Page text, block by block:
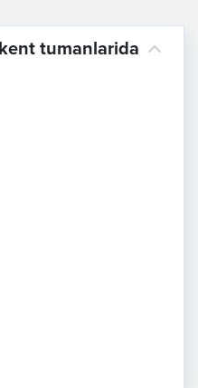
tumanlarida